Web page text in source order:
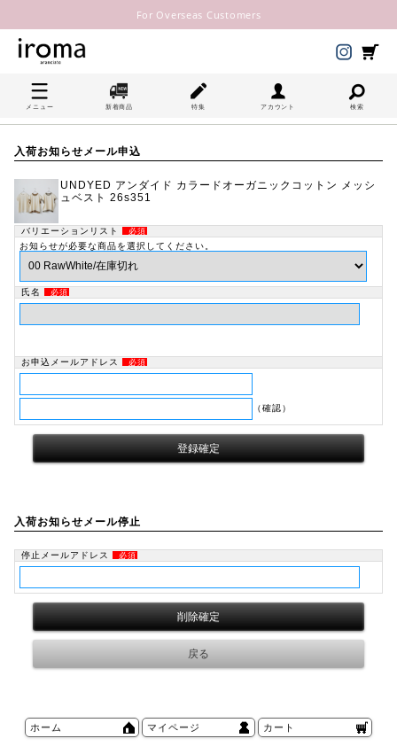
For Overseas Customers
メニュー 新着商品 特集 アカウント 検索
入荷お知らせメール申込
UNDYED アンダイド カラードオーガニックコットン メッシ
ュベスト 26s351
バリエーションリスト 必須
お知らせが必要な商品を選択してください。
氏名 必須
お申込メールアドレス 必須
（確認）
入荷お知らせメール停止
停止メールアドレス 必須
ホーム マイページ カート